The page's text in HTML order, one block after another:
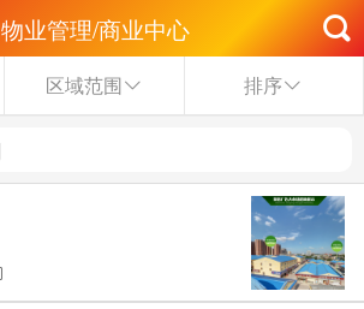
物业管理/商业中心
区域范围 排序